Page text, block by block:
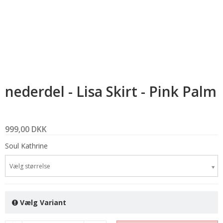
nederdel - Lisa Skirt - Pink Palm
999,00 DKK
Soul Kathrine
Vælg størrelse
Vælg Variant